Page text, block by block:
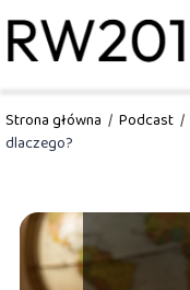
Strona główna / Podcast /
dlaczego?